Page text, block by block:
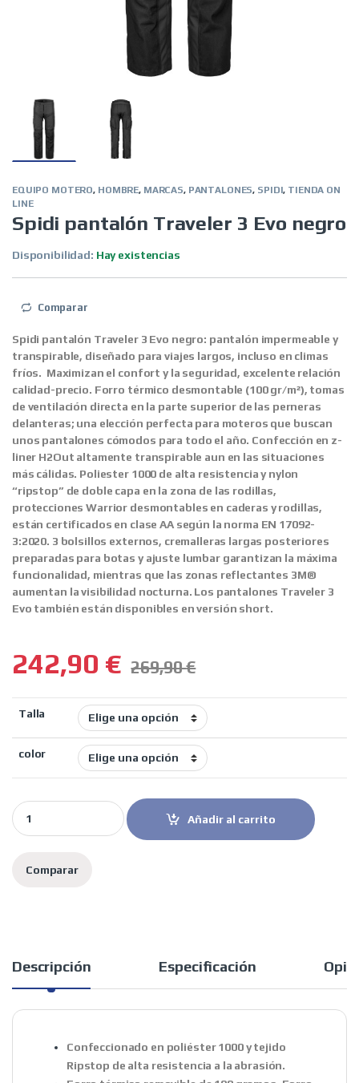
EQUIPO MOTERO, HOMBRE, MARCAS, PANTALONES, SPIDI, TIENDA ON
LINE
Spidi pantalón Traveler 3 Evo negro
Disponibilidad: Hay existencias
Comparar
Spidi pantalón Traveler 3 Evo negro: pantalón impermeable y
transpirable, diseñado para viajes largos, incluso en climas
fríos. Maximizan el confort y la seguridad, excelente relación
calidad-precio. Forro térmico desmontable (100 gr/m²), tomas
de ventilación directa en la parte superior de las perneras
delanteras; una elección perfecta para moteros que buscan
unos pantalones cómodos para todo el año. Confección en z-
liner H2Out altamente transpirable aun en las situaciones
más cálidas. Poliester 1000 de alta resistencia y nylon
“ripstop” de doble capa en la zona de las rodillas,
protecciones Warrior desmontables en caderas y rodillas,
están certificados en clase AA según la norma EN 17092-
3:2020. 3 bolsillos externos, cremalleras largas posteriores
preparadas para botas y ajuste lumbar garantizan la máxima
funcionalidad, mientras que las zonas reflectantes 3M®
aumentan la visibilidad nocturna. Los pantalones Traveler 3
Evo también están disponibles en versión short.
242,90 € 269,90€
Talla
color
Spidi pantalón Traveler 3 Evo negro quantity
Añadir al carrito
Comparar
Descripción Especificación
Confeccionado en poliéster 1000 y tejido
Ripstop de alta resistencia a la abrasión.